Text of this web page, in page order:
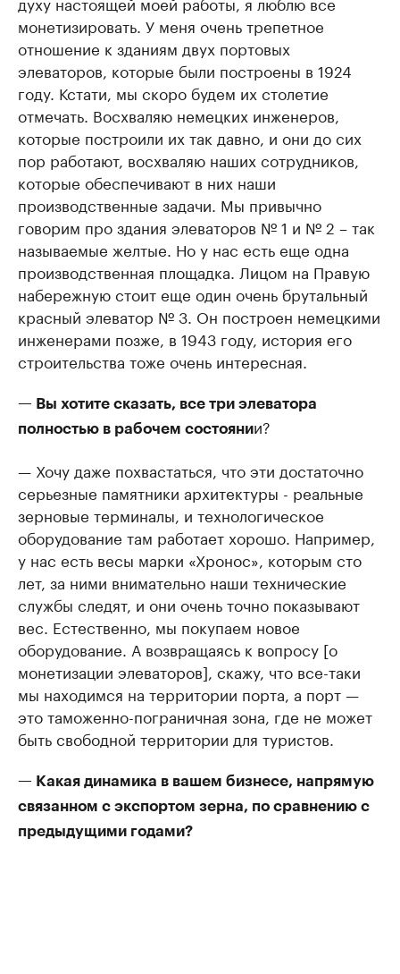
монетизировать. У меня очень трепетное
отношение к зданиям двух портовых
элеваторов, которые были построены в 1924
году. Кстати, мы скоро будем их столетие
отмечать. Восхваляю немецких инженеров,
которые построили их так давно, и они до сих
пор работают, восхваляю наших сотрудников,
которые обеспечивают в них наши
производственные задачи. Мы привычно
говорим про здания элеваторов № 1 и № 2 – так
называемые желтые. Но у нас есть еще одна
производственная площадка. Лицом на Правую
набережную стоит еще один очень брутальный
красный элеватор № 3. Он построен немецкими
инженерами позже, в 1943 году, история его
строительства тоже очень интересная.
— Вы хотите сказать, все три элеватора
полностью в рабочем состоянии?
— Хочу даже похвастаться, что эти достаточно
серьезные памятники архитектуры - реальные
зерновые терминалы, и технологическое
оборудование там работает хорошо. Например,
у нас есть весы марки «Хронос», которым сто
лет, за ними внимательно наши технические
службы следят, и они очень точно показывают
вес. Естественно, мы покупаем новое
оборудование. А возвращаясь к вопросу [о
монетизации элеваторов], скажу, что все-таки
мы находимся на территории порта, а порт —
это таможенно-пограничная зона, где не может
быть свободной территории для туристов.
— Какая динамика в вашем бизнесе, напрямую
связанном с экспортом зерна, по сравнению с
предыдущими годами?